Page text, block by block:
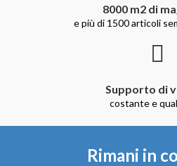
8000 m2 di
e più di 1500 articoli
Supporto di
costante e
Rimani in